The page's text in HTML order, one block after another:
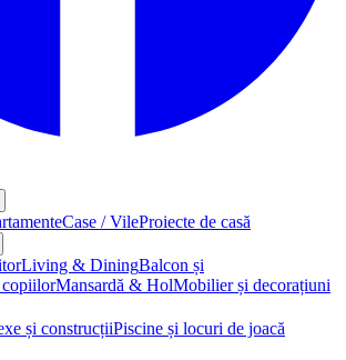
Case / VileProiecte de casă
Living & DiningBalcon și
copiilorMansardă & HolMobilier și decorațiuni
și construcțiiPiscine și locuri de joacă